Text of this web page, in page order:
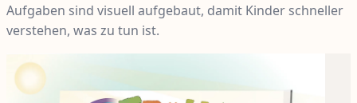
Aufgaben sind visuell aufgebaut, damit Kinder schneller
verstehen, was zu tun ist.